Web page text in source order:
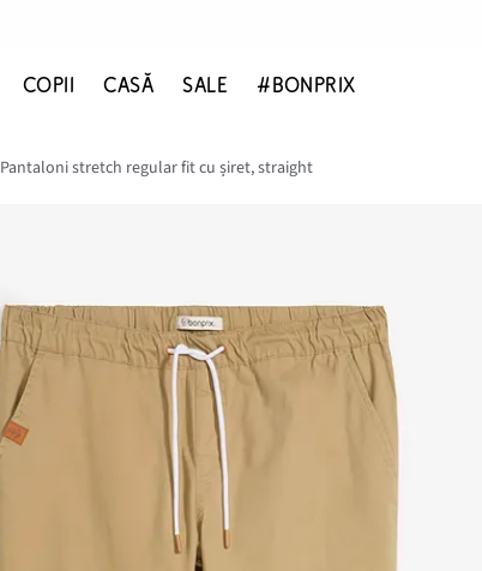
COPII CASĂ SALE #BONPRIX
Pantaloni stretch regular fit cu șiret, straight